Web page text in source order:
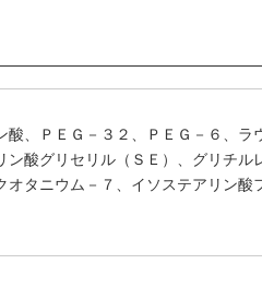
、ＰＥＧ－３２、ＰＥＧ－６、ラ
酸グリセリル（ＳＥ）、グリチル
タニウム－７、イソステアリン酸